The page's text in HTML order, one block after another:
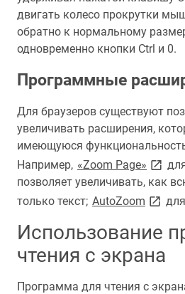
двигать колесо прокрутки
обратно к нормальному
одновременно кнопки Ctrl и 0.
Программные
Для браузеров существуют
увеличивать расширения,
имеющуюся
Например, «Zoom Page» link
позволяет увеличивать, как
только текст; AutoZoom link
Использование
чтения с экрана
Программа для чтения с